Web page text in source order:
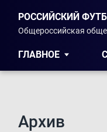
РОССИЙСКИЙ
Общероссийская
ГЛАВНОЕ
Архив